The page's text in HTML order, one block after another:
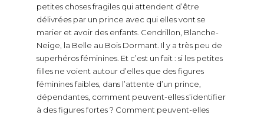
petites choses fragiles qui attendent d’être
délivrées par un prince avec qui elles vont se
marier et avoir des enfants. Cendrillon, Blanche-
Neige, la Belle au Bois Dormant. Il y a très peu de
superhéros féminines. Et c’est un fait : si les petites
filles ne voient autour d’elles que des figures
féminines faibles, dans l’attente d’un prince,
dépendantes, comment peuvent-elles s’identifier
à des figures fortes ? Comment peuvent-elles